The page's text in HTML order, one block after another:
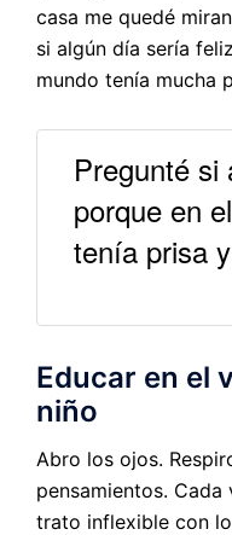
casa me quedé
si algún día sería
mundo tenía mucha
Pregunté
porque en
tenía prisa
Educar en el
niño
Abro los ojos.
pensamientos.
trato inflexible con